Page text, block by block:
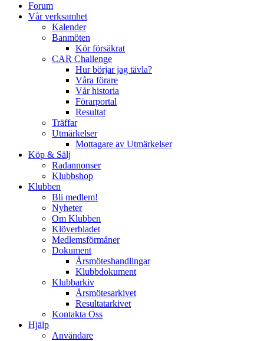
Forum
Vår verksamhet
Kalender
Banmöten
Kör försäkrat
CAR Challenge
Hur börjar jag tävla?
Våra förare
Vår historia
Förarportal
Resultat
Träffar
Utmärkelser
Mottagare av Utmärkelser
Köp & Sälj
Radannonser
Klubbshop
Klubben
Bli medlem!
Nyheter
Om Klubben
Klöverbladet
Medlemsförmåner
Dokument
Årsmöteshandlingar
Klubbdokument
Klubbarkiv
Årsmötesarkivet
Resultatarkivet
Kontakta Oss
Hjälp
Användare